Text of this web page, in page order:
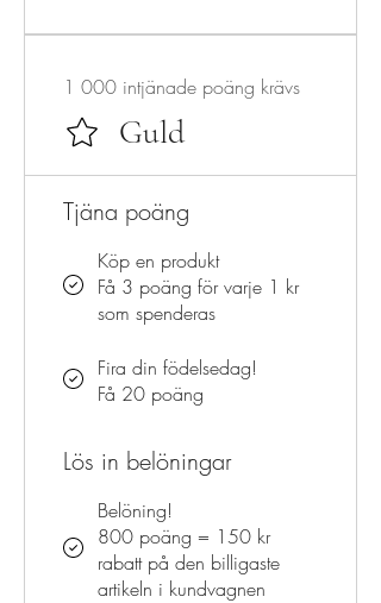
Guld
1 000 intjänade poäng krävs
Tjäna poäng
Köp en produkt
Få 3 poäng för varje 1 kr
som spenderas
Fira din födelsedag!
Få 20 poäng
Lös in belöningar
Belöning!
800 poäng = 150 kr
rabatt på den billigaste
artikeln i kundvagnen